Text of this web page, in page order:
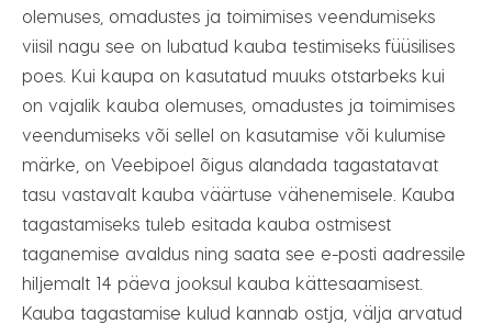
olemuses, omadustes ja toimimises veendumiseks
viisil nagu see on lubatud kauba testimiseks füüsilises
poes. Kui kaupa on kasutatud muuks otstarbeks kui
on vajalik kauba olemuses, omadustes ja toimimises
veendumiseks või sellel on kasutamise või kulumise
märke, on Veebipoel õigus alandada tagastatavat
tasu vastavalt kauba väärtuse vähenemisele. Kauba
tagastamiseks tuleb esitada kauba ostmisest
taganemise avaldus ning saata see e-posti aadressile
hiljemalt 14 päeva jooksul kauba kättesaamisest.
Kauba tagastamise kulud kannab ostja, välja arvatud